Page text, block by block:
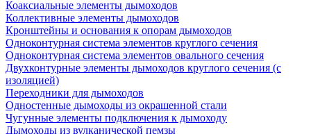
Коаксиальные элементы дымоходов
Коллективные элементы дымоходов
Кронштейны и основания к опорам дымоходов
Одноконтурная система элементов круглого сечения
Одноконтурная система элементов овального сечения
Двухконтурные элементы дымоходов круглого сечения (с
изоляцией)
Переходники для дымоходов
Одностенные дымоходы из окрашенной стали
Чугунные элементы подключения к дымоходу
Дымоходы из вулканической пемзы